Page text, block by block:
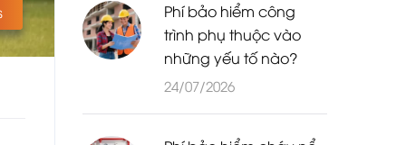
Phí bảo hiểm công
trình phụ thuộc vào
những yếu tố nào?
24/07/2026